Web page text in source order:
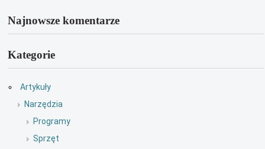
Najnowsze komentarze
Kategorie
Artykuły
Narzędzia
Programy
Sprzęt